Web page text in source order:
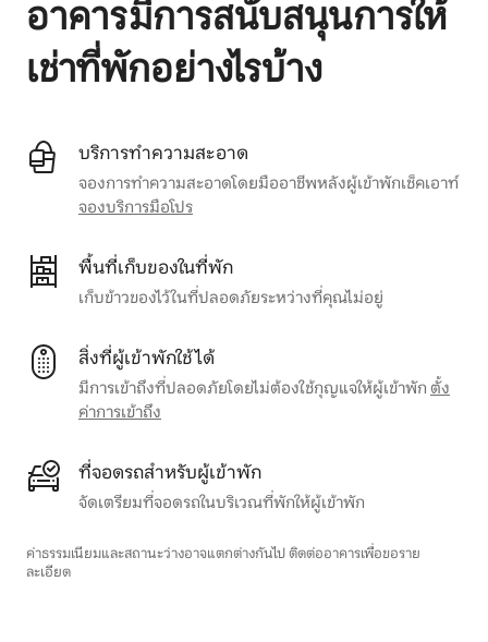
อาคารมีการสนับสนุนการให้
เช่าที่พักอย่างไรบ้าง
บริการทำความสะอาด
จองการทำความสะอาดโดยมืออาชีพหลังผู้เข้าพักเช็คเอาท์
จองบริการมือโปร
พื้นที่เก็บของในที่พัก
เก็บข้าวของไว้ในที่ปลอดภัยระหว่างที่คุณไม่อยู่
สิ่งที่ผู้เข้าพักใช้ได้
มีการเข้าถึงที่ปลอดภัยโดยไม่ต้องใช้กุญแจให้ผู้เข้าพัก ตั้ง
ค่าการเข้าถึง
ที่จอดรถสำหรับผู้เข้าพัก
จัดเตรียมที่จอดรถในบริเวณที่พักให้ผู้เข้าพัก
ค่าธรรมเนียมและสถานะว่างอาจแตกต่างกันไป ติดต่ออาคารเพื่อขอราย
ละเอียด